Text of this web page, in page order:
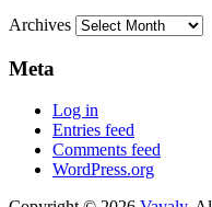
Archives
Meta
Log in
Entries feed
Comments feed
WordPress.org